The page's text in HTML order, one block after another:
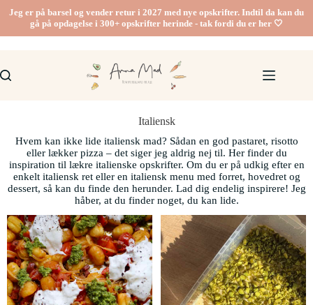
Jeg er på barsel og vender retur i 2027 med nye opskrifter. Indtil da kan du
gå på opdagelse i 300+ opskrifter herinde - tak fordi du er her 🤍
Italiensk
Hvem kan ikke lide italiensk mad? Sådan en god pastaret, risotto
eller lækker pizza – det siger jeg aldrig nej til. Her finder du
inspiration til lækre italienske opskrifter. Om du er på udkig efter en
enkelt italiensk ret eller en italiensk menu med forret, hovedret og
dessert, så kan du finde den herunder. Lad dig endelig inspirere! Jeg
håber, at du finder noget, du kan lide.